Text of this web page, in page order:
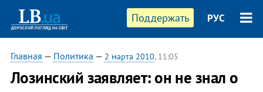
Поддержать РУС
Главная — Политика — 2 марта 2010, 11:05
Лозинский заявляет: он не знал о